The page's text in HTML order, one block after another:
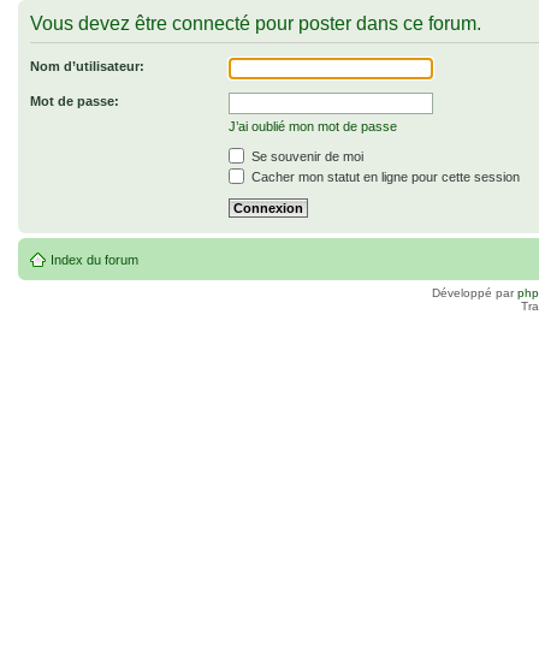
Vous devez être connecté pour poster dans ce forum.
Nom d’utilisateur:
Mot de passe:
J’ai oublié mon mot de passe
Se souvenir de moi
Cacher mon statut en ligne pour cette session
Index du forum
Développé par